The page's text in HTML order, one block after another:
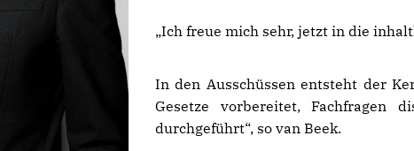
Ich freue mich sehr, jetzt in die
In den Ausschüssen entsteht der
Gesetze vorbereitet, Fachfragen
durchgeführt“, so van Beek.